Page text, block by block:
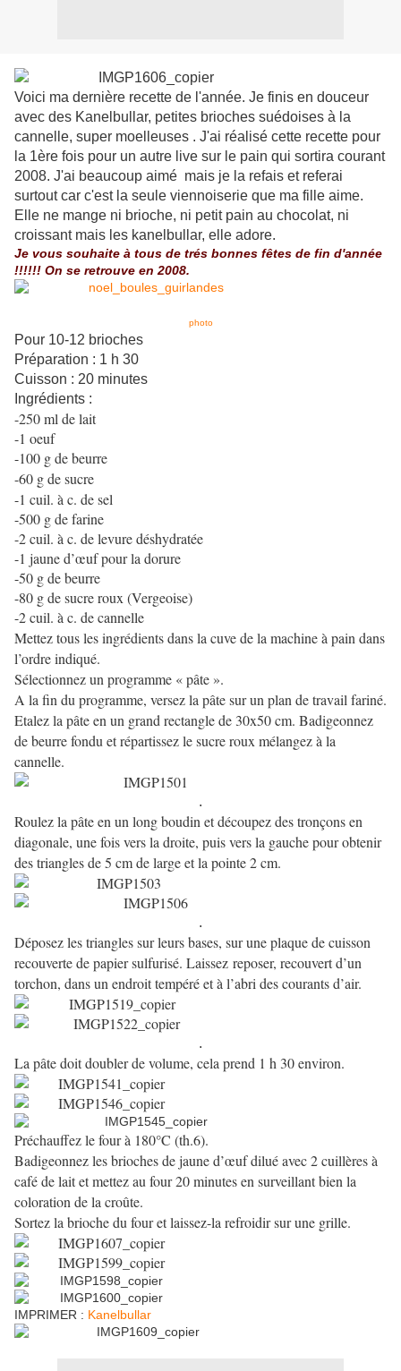
Voici ma dernière recette de l'année. Je finis en douceur
avec des Kanelbullar, petites brioches suédoises à la
cannelle, super moelleuses . J'ai réalisé cette recette pour
la 1ère fois pour un autre live sur le pain qui sortira courant
2008. J'ai beaucoup aimé mais je la refais et referai
surtout car c'est la seule viennoiserie que ma fille aime.
Elle ne mange ni brioche, ni petit pain au chocolat, ni
croissant mais les kanelbullar, elle adore.
Je vous souhaite à tous de trés bonnes fêtes de fin d'année
!!!!!! On se retrouve en 2008.
photo
Pour 10-12 brioches
Préparation : 1 h 30
Cuisson : 20 minutes
Ingrédients :
-250 ml de lait
-1 oeuf
-100 g de beurre
-60 g de sucre
-1 cuil. à c. de sel
-500 g de farine
-2 cuil. à c. de levure déshydratée
-1 jaune d’œuf pour la dorure
-50 g de beurre
-80 g de sucre roux (Vergeoise)
-2 cuil. à c. de cannelle
Mettez tous les ingrédients dans la cuve de la machine à pain dans
l’ordre indiqué.
Sélectionnez un programme « pâte ».
A la fin du programme, versez la pâte sur un plan de travail fariné.
Etalez la pâte en un grand rectangle de 30x50 cm. Badigeonnez
de beurre fondu et répartissez le sucre roux mélangez à la
cannelle.
.
Roulez la pâte en un long boudin et découpez des tronçons en
diagonale, une fois vers la droite, puis vers la gauche pour obtenir
des triangles de 5 cm de large et la pointe 2 cm.
.
Déposez les triangles sur leurs bases, sur une plaque de cuisson
recouverte de papier sulfurisé. Laissez reposer, recouvert d’un
torchon, dans un endroit tempéré et à l’abri des courants d’air.
.
La pâte doit doubler de volume, cela prend 1 h 30 environ.
Préchauffez le four à 180°C (th.6).
Badigeonnez les brioches de jaune d’œuf dilué avec 2 cuillères à
café de lait et mettez au four 20 minutes en surveillant bien la
coloration de la croûte.
Sortez la brioche du four et laissez-la refroidir sur une grille.
IMPRIMER : Kanelbullar